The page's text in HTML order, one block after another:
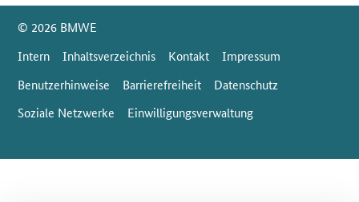
SrOnlyServicemenü
© 2026 BMWE
Intern
Inhaltsverzeichnis Kontakt
Impressum
Benutzerhinweise
Barrierefreiheit
Datenschutz
Soziale Netzwerke
Einwilligungsverwaltung